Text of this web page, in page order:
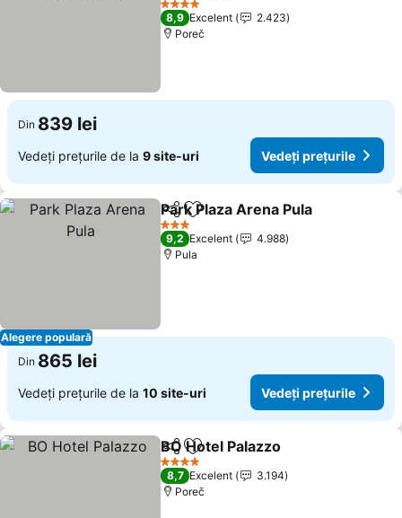
4 Stele
8,9 Excelent
2.423
Poreč
Din 839 lei
Vedeți prețurile de la 9 site-uri Vedeți prețurile
Alegere populară
DistribuițiAdăugaţi la favorite
Park Plaza Arena Pula
3 Stele
9,2 Excelent
4.988
Pula
Din 865 lei
Vedeți prețurile de la 10 site-uri Vedeți prețurile
DistribuițiAdăugaţi la favorite
BO Hotel Palazzo
4 Stele
8,7 Excelent
3.194
Poreč